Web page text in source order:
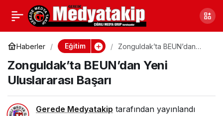
Haberler Eğitim
Zonguldak’ta BEUN’dan
Zonguldak’ta BEUN’dan Yeni
Uluslararası Başarı
Gerede Medyatakip tarafından yayınlandı
Modifiye Tutkunları
Ankara Sincan’da
Buluştu
Paylaş